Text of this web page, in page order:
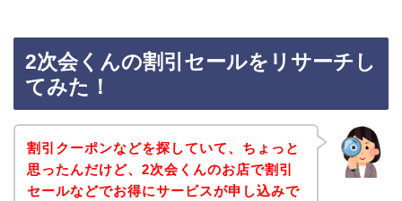
2次会くんの割引セールをリサーチし
てみた！
割引クーポンなどを探していて、ちょっと
思ったんだけど、2次会くんのお店で割引
セールなどでお得にサービスが申し込みで